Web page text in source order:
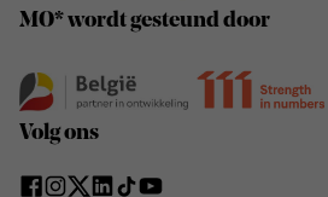
MO* wordt gesteund door
Volg ons